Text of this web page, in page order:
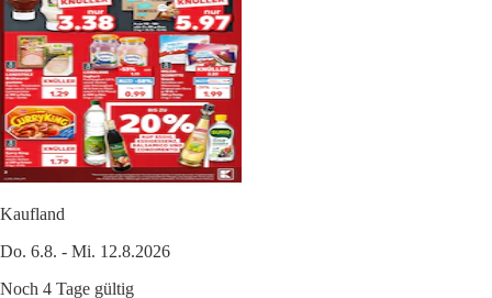
Kaufland
Do. 6.8. - Mi. 12.8.2026
Noch 4 Tage gültig